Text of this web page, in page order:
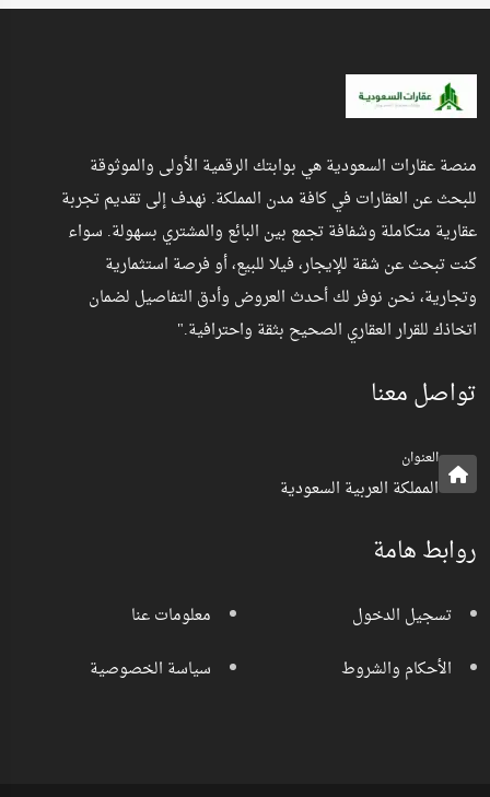
منصة عقارات السعودية هي بوابتك الرقمية الأولى والموثوقة
للبحث عن العقارات في كافة مدن المملكة. نهدف إلى تقديم تجربة
عقارية متكاملة وشفافة تجمع بين البائع والمشتري بسهولة. سواء
كنت تبحث عن شقة للإيجار، فيلا للبيع، أو فرصة استثمارية
وتجارية، نحن نوفر لك أحدث العروض وأدق التفاصيل لضمان
اتخاذك للقرار العقاري الصحيح بثقة واحترافية."
تواصل معنا
العنوان
المملكة العربية السعودية
روابط هامة
تسجيل الدخول
الأحكام والشروط
معلومات عنا
سياسة الخصوصية